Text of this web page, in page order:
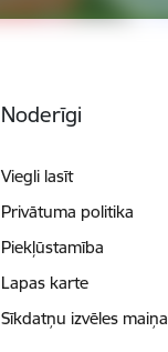
Noderīgi
Viegli lasīt
Privātuma politika
Piekļūstamība
Lapas karte
Sīkdatņu izvēles maiņa